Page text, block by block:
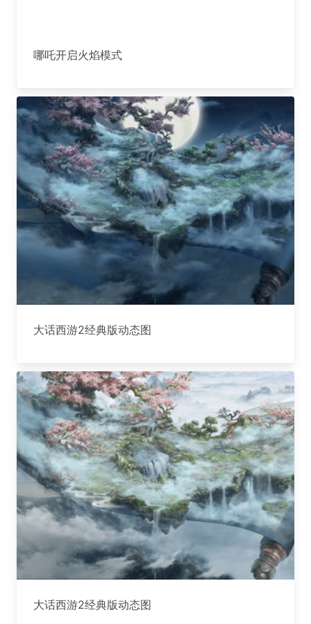
哪吒开启火焰模式
大话西游2经典版动态图
大话西游2经典版动态图